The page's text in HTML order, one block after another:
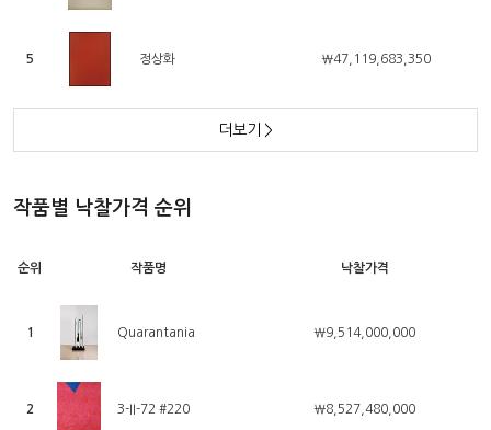
5 정상화 ￦47,119,683,350
더보기 >
작품별 낙찰가격 순위
순위 작품명 낙찰가격
1 Quarantania ￦9,514,000,000
2 3-II-72 #220 ￦8,527,480,000